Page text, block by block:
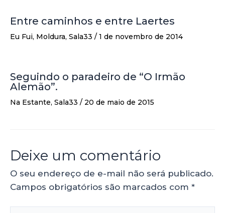
Entre caminhos e entre Laertes
Eu Fui, Moldura, Sala33 / 1 de novembro de 2014
Seguindo o paradeiro de “O Irmão
Alemão”.
Na Estante, Sala33 / 20 de maio de 2015
Deixe um comentário
O seu endereço de e-mail não será publicado.
Campos obrigatórios são marcados com *